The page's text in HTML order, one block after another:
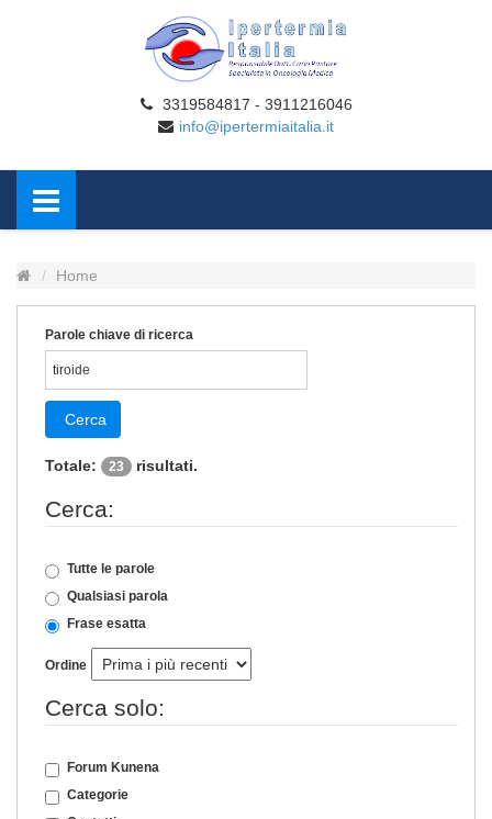
3319584817 - 3911216046
info@ipertermiaitalia.it
Home
Parole chiave di ricerca
Cerca
Totale: 23 risultati.
Cerca:
Tutte le parole
Qualsiasi parola
Frase esatta
Ordine
Cerca solo:
Forum Kunena
Categorie